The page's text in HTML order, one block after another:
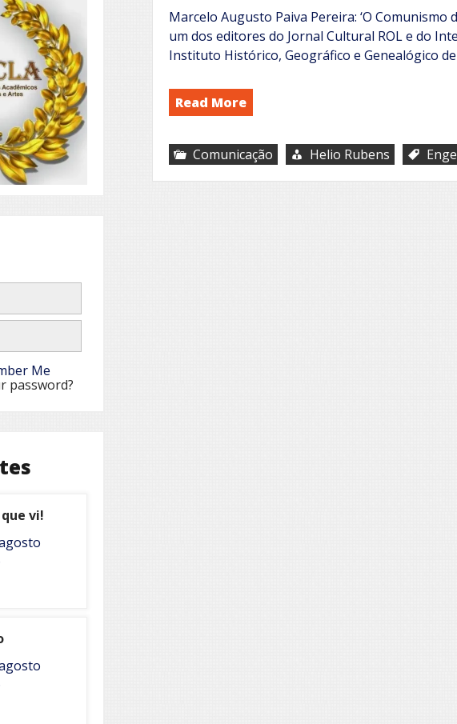
Marcelo Augusto Paiva Pereira: ‘O Comunismo
um dos editores do Jornal Cultural ROL e do
Instituto Histórico, Geográfico e Genealógico
Read More
Comunicação Helio Rubens
Me
password?
vi!